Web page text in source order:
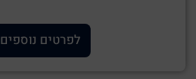
לפרטים נוספים